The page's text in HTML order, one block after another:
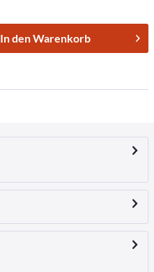
In denWarenkorb